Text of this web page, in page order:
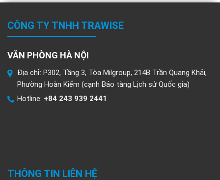
CÔNG TY TNHH TRAWISE
VĂN PHÒNG HÀ NỘI
Địa chỉ: P302, Tầng 3, Tòa Milgroup, 214B Trần Quang Khải,
Phường Hoàn Kiếm (cạnh Bảo tàng Lịch sử Quốc gia)
Hotline: +84 243 939 2441
THÔNG TIN LIÊN HỆ